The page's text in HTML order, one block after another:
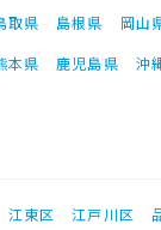
取県 島根県 岡山
本県 鹿児島県 沖
江東区 江戸川区